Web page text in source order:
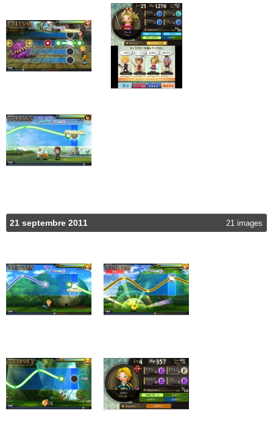
21 septembre 2011 21 images